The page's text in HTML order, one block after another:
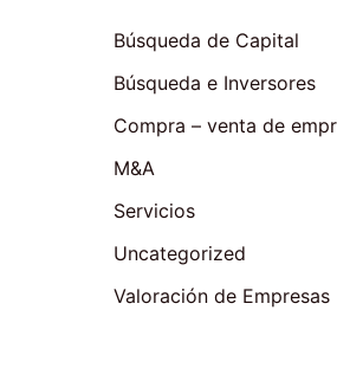
Búsqueda de Capital
Búsqueda e Inversores
Compra – venta de
M&A
Servicios
Uncategorized
Valoración de Empresas